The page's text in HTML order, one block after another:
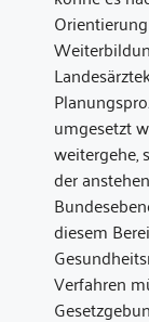
umgesetzt
weitergehe,
der
diesem
Verfahren